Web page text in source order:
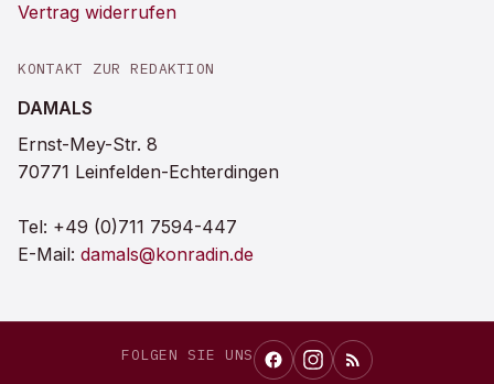
Vertrag widerrufen
KONTAKT ZUR REDAKTION
DAMALS
Ernst-Mey-Str. 8
70771 Leinfelden-Echterdingen
Tel: +49 (0)711 7594-447
E-Mail: damals@konradin.de
FOLGEN SIE UNS